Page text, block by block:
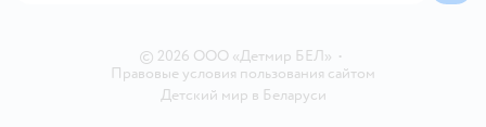
© 2026 ООО «Детмир БЕЛ» •
Правовые условия пользования сайтом
Детский мир в Беларуси